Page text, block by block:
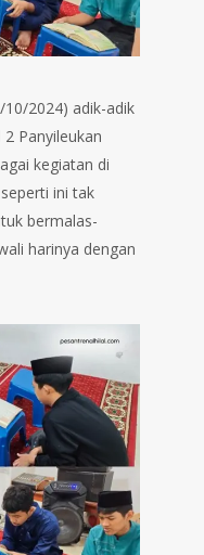
10/2024) adik-adik
2 Panyileukan
kegiatan di
ini tak
bermalas-
harinya dengan